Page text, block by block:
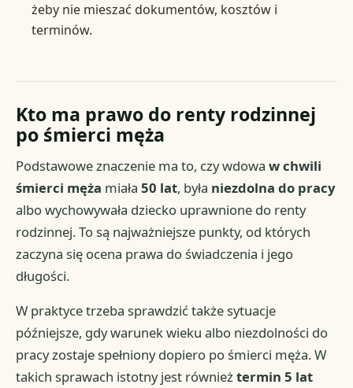
żeby nie mieszać dokumentów, kosztów i
terminów.
Kto ma prawo do renty rodzinnej
po śmierci męża
Podstawowe znaczenie ma to, czy wdowaw chwili
śmierci męża miała50 lat, była niezdolna do pracy
albo wychowywała dziecko uprawnione do renty
rodzinnej. To są najważniejsze punkty, od których
zaczyna się ocena prawa do świadczenia i jego
długości.
W praktyce trzeba sprawdzić także sytuacje
późniejsze, gdy warunek wieku albo niezdolności do
pracy zostaje spełniony dopiero po śmierci męża. W
takich sprawach istotny jest równieżtermin 5 lat